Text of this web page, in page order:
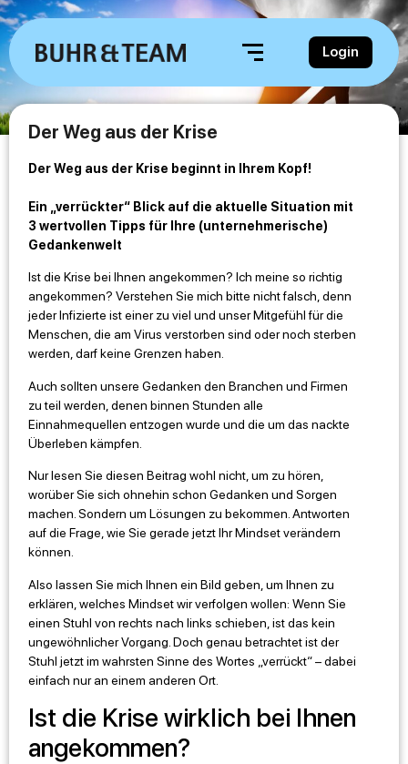
Login
Der Weg aus der Krise
Der Weg aus der Krise beginnt in Ihrem Kopf!
Ein „verrückter“ Blick auf die aktuelle Situation mit
3 wertvollen Tipps für Ihre (unternehmerische)
Gedankenwelt
Ist die Krise bei Ihnen angekommen? Ich meine so richtig
angekommen? Verstehen Sie mich bitte nicht falsch, denn
jeder Infizierte ist einer zu viel und unser Mitgefühl für die
Menschen, die am Virus verstorben sind oder noch sterben
werden, darf keine Grenzen haben.
Auch sollten unsere Gedanken den Branchen und Firmen
zu teil werden, denen binnen Stunden alle
Einnahmequellen entzogen wurde und die um das nackte
Überleben kämpfen.
Nur lesen Sie diesen Beitrag wohl nicht, um zu hören,
worüber Sie sich ohnehin schon Gedanken und Sorgen
machen. Sondern um Lösungen zu bekommen. Antworten
auf die Frage, wie Sie gerade jetzt Ihr Mindset verändern
können.
Also lassen Sie mich Ihnen ein Bild geben, um Ihnen zu
erklären, welches Mindset wir verfolgen wollen: Wenn Sie
einen Stuhl von rechts nach links schieben, ist das kein
ungewöhnlicher Vorgang. Doch genau betrachtet ist der
Stuhl jetzt im wahrsten Sinne des Wortes „verrückt“ – dabei
einfach nur an einem anderen Ort.
Ist die Krise wirklich bei Ihnen
angekommen?